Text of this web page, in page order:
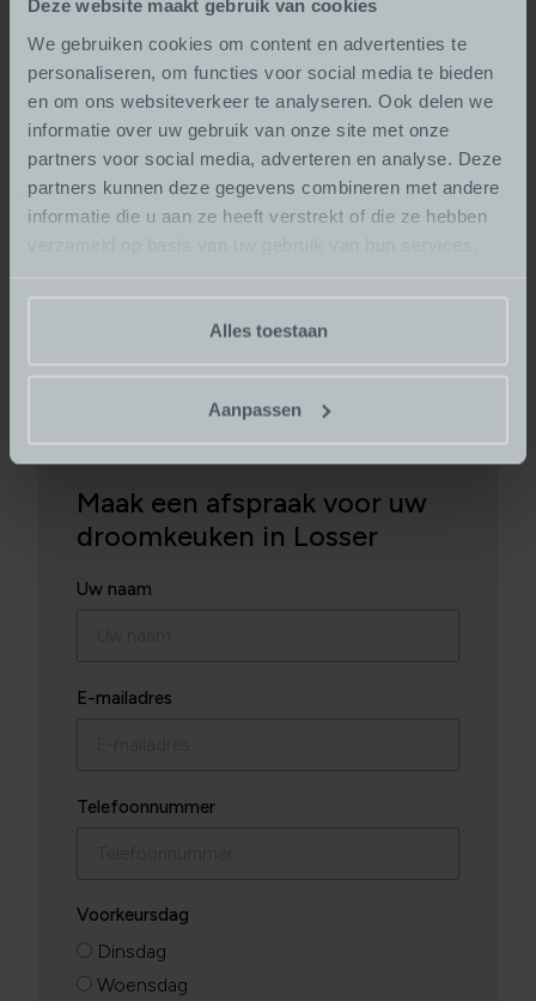
Deze website maakt gebruik van cookies
We gebruiken cookies om content en advertenties te
personaliseren, om functies voor social media te bieden
en om ons websiteverkeer te analyseren. Ook delen we
informatie over uw gebruik van onze site met onze
partners voor social media, adverteren en analyse. Deze
partners kunnen deze gegevens combineren met andere
informatie die u aan ze heeft verstrekt of die ze hebben
Alles toestaan
Aanpassen
Elke keuken stemmen we volledig af op uw ruimte,
smaak en gebruik. U krijgt een keuken die écht bij u past.
Alles wordt geregeld door ons eigen team
Van ontwerp tot plaatsing: alles doen we zelf. Zo
houden we grip op de planning en kwaliteit.
U krijgt standaard vijf jaar garantie
Zekerheid voorop: op al onze keukens krijgt u standaard
Onze klanten waarderen ons met een 9.5. Daar zijn we
trots op, en het motiveert ons om steeds beter te
worden.
Maak een afspraak voor uw
droomkeuken in Losser
Uw naam
E-mailadres
Telefoonnummer
Voorkeursdag
Dinsdag
Woensdag